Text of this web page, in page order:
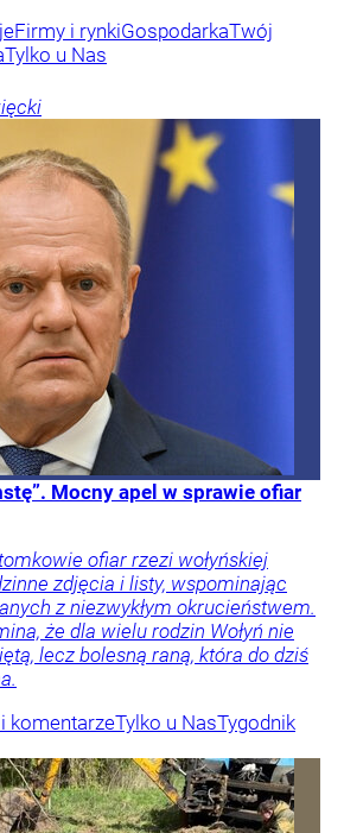
Firmy i rynkiGospodarkaTwój
Tylko u Nas
Mocny apel w sprawie ofiar
ofiar rzezi wołyńskiej
zdjęcia i listy, wspominając
z niezwykłym okrucieństwem.
że dla wielu rodzin Wołyń nie
lecz bolesną raną, która do dziś
komentarzeTylko u NasTygodnik